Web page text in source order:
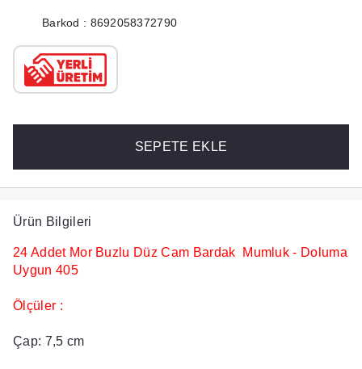
Barkod : 8692058372790
SEPETE EKLE
Ürün Bilgileri
24 Addet Mor Buzlu Düz Cam Bardak Mumluk - Doluma
Uygun 405
Ölçüler :
Çap: 7,5 cm